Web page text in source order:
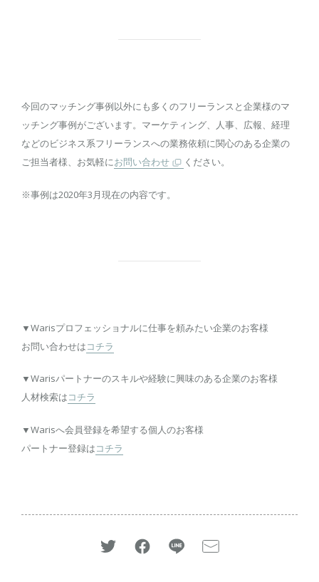
今回のマッチング事例以外にも多くのフリーランスと企業様のマ
ッチング事例がございます。マーケティング、人事、広報、経理
などのビジネス系フリーランスへの業務依頼に関心のある企業の
ご担当者様、お気軽にお問い合わせ ください。
※事例は2020年3月現在の内容です。
▼Warisプロフェッショナルに仕事を頼みたい企業のお客様
お問い合わせはコチラ
▼Warisパートナーのスキルや経験に興味のある企業のお客様
人材検索はコチラ
▼Warisへ会員登録を希望する個人のお客様
パートナー登録はコチラ